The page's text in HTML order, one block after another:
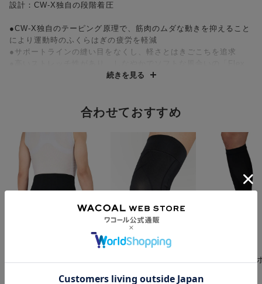
設計：CW-X独自の段階着圧
●CW-X独自のテーピング原理で、筋肉のムダな動きを抑えること
により運動時のふくらはぎの疲労を軽減
●サポートラインの縫い目をなくし、軽さとはきごこちを追求
Move®」を採用。フィット感がよく、着ごこちのよい素材です。
●VISCOMAGIC®加工技術により、パワーネットを縫製すること
・上辺：二つ折りゴムで肌ざわりがやさしい仕様
・すそ：フリーなカッティング始末ですっきり。ひびきにくく、
締め付けを感じにくい。
・吸汗速乾（本体）／UVカット率90%以上（本体）
※Flex Move®はセーレン株式会社の登録商標です
※VISCOMAGIC®はセーレン(株)の加工技術／商標です
着圧（加圧）を利用した商品の使用上のご注意
続きを見る
合わせておすすめ
ＣＷ－Ｘ
¥3,850
ふくらはぎサ